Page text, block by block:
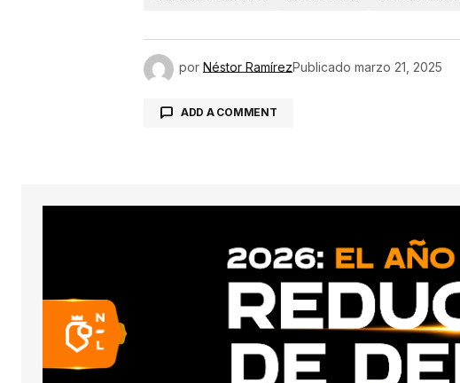
por Néstor RamírezPublicado marzo 21, 2025
ADD A COMMENT